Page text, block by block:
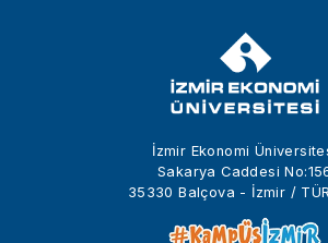
İzmir Ekonomi
Sakarya Caddesi
35330 Balçova - İzmir /